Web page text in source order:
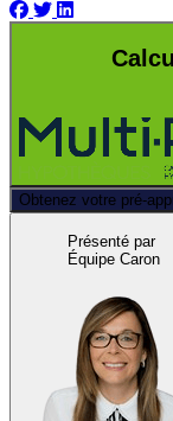
Obtenez votre pré-
Présenté par
Équipe Caron